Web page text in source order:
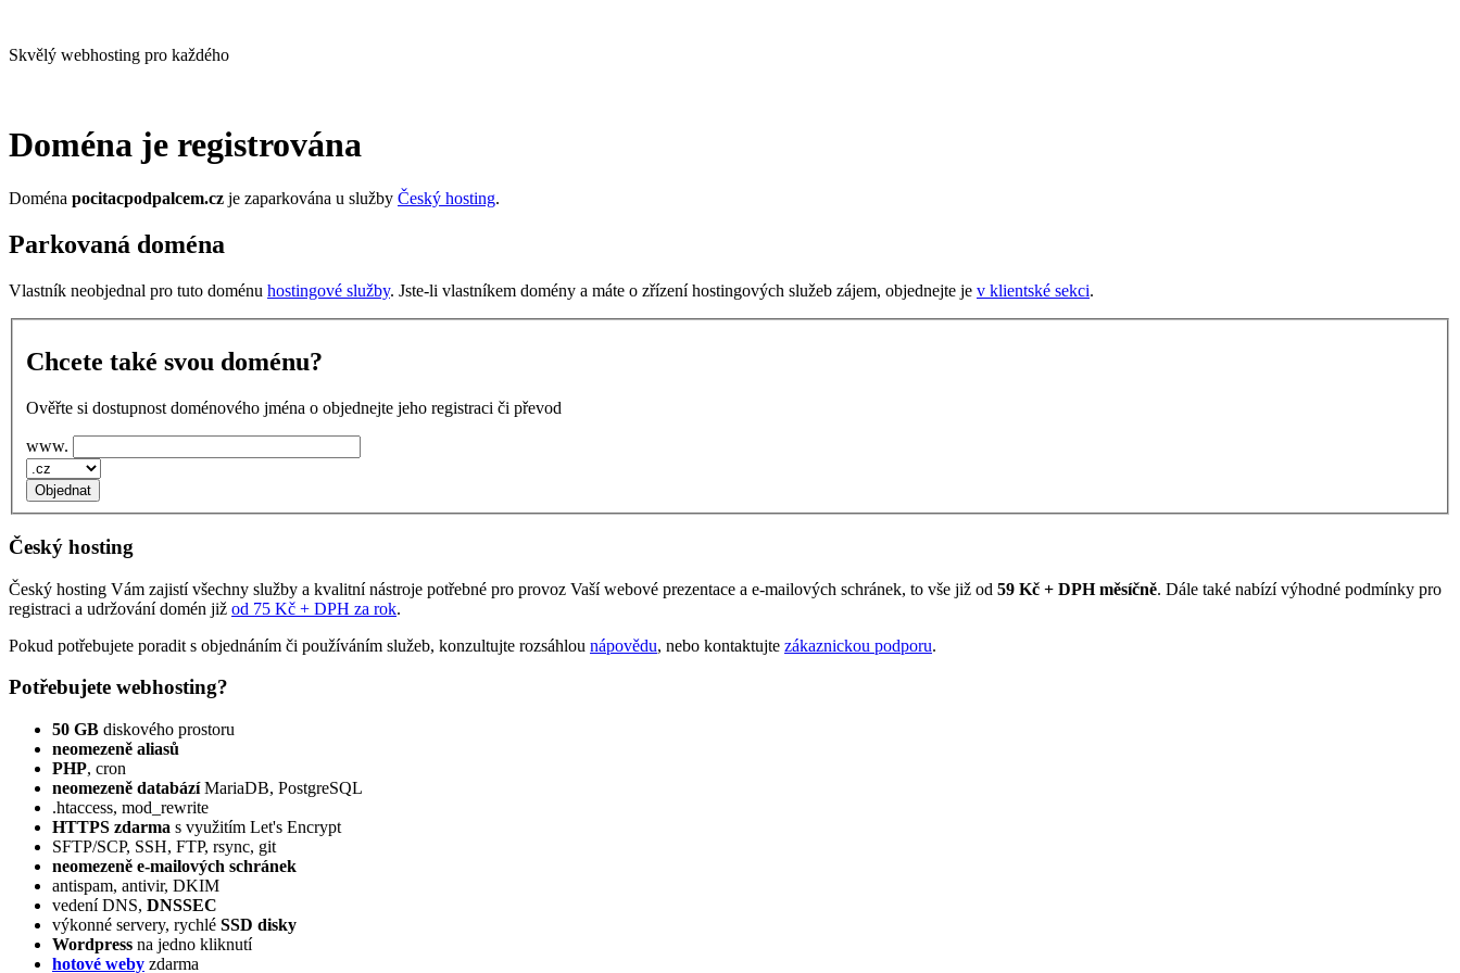
Skvělý webhosting pro každého
Doména je registrována
Doména pocitacpodpalcem.cz je zaparkována u služby Český hosting.
Parkovaná doména
Vlastník neobjednal pro tuto doménu hostingové služby. Jste-li vlastníkem domény a máte o zřízení hostingových služeb zájem, objednejte je v klientské sekci.
Chcete také svou doménu?
Ověřte si dostupnost doménového jména o objednejte jeho registraci či převod
www.
Český hosting
Český hosting Vám zajistí všechny služby a kvalitní nástroje potřebné pro provoz Vaší webové prezentace a e‑mailových schránek, to vše již od 59 Kč + DPH měsíčně. Dále také nabízí výhodné podmínky pro
registraci a udržování domén již od 75 Kč + DPH za rok.
Pokud potřebujete poradit s objednáním či používáním služeb, konzultujte rozsáhlou nápovědu, nebo kontaktujte zákaznickou podporu.
Potřebujete webhosting?
50 GB diskového prostoru
neomezeně aliasů
PHP, cron
neomezeně databázíMariaDB, PostgreSQL
.htaccess, mod_rewrite
HTTPS zdarma s využitím Let's Encrypt
SFTP/SCP, SSH, FTP, rsync, git
neomezeně e‑mailových schránek
antispam, antivir, DKIM
vedení DNS, DNSSEC
výkonné servery, rychlé SSD disky
Wordpress na jedno kliknutí
hotové weby zdarma